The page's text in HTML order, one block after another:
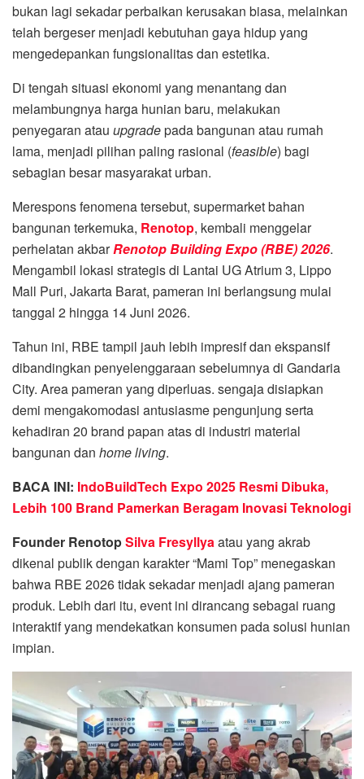
bukan lagi sekadar perbaikan kerusakan biasa, melainkan
telah bergeser menjadi kebutuhan gaya hidup yang
mengedepankan fungsionalitas dan estetika.
Di tengah situasi ekonomi yang menantang dan
melambungnya harga hunian baru, melakukan
penyegaran atau upgradepada bangunan atau rumah
lama, menjadi pilihan paling rasional (feasible) bagi
sebagian besar masyarakat urban.
Merespons fenomena tersebut, supermarket bahan
bangunan terkemuka, Renotop, kembali menggelar
perhelatan akbarRenotop Building Expo (RBE) 2026.
Mengambil lokasi strategis di Lantai UG Atrium 3, Lippo
Mall Puri, Jakarta Barat, pameran ini berlangsung mulai
tanggal 2 hingga 14 Juni 2026.
Tahun ini, RBE tampil jauh lebih impresif dan ekspansif
dibandingkan penyelenggaraan sebelumnya di Gandaria
City. Area pameran yang diperluas. sengaja disiapkan
demi mengakomodasi antusiasme pengunjung serta
kehadiran 20 brand papan atas di industri material
bangunan dan home living.
BACA INI: IndoBuildTech Expo 2025 Resmi Dibuka,
Lebih 100 Brand Pamerkan Beragam Inovasi Teknologi
Founder RenotopSilva Fresyllyaatau yang akrab
dikenal publik dengan karakter “Mami Top” menegaskan
bahwa RBE 2026 tidak sekadar menjadi ajang pameran
produk. Lebih dari itu, event ini dirancang sebagai ruang
interaktif yang mendekatkan konsumen pada solusi hunian
impian.